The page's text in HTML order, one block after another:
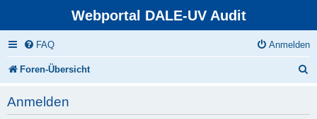
Webportal DALE-UV Audit
FAQ Anmelden
Foren-Übersicht
Anmelden